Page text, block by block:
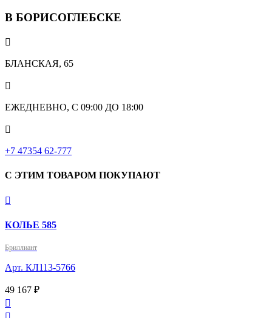
В БОРИСОГЛЕБСКЕ

БЛАНСКАЯ, 65

ЕЖЕДНЕВНО, С 09:00 ДО 18:00

‎+7 47354 62-777
С ЭТИМ ТОВАРОМ ПОКУПАЮТ

КОЛЬЕ 585
Бриллиант
Арт. КЛ113-5766
49 167 ₽
